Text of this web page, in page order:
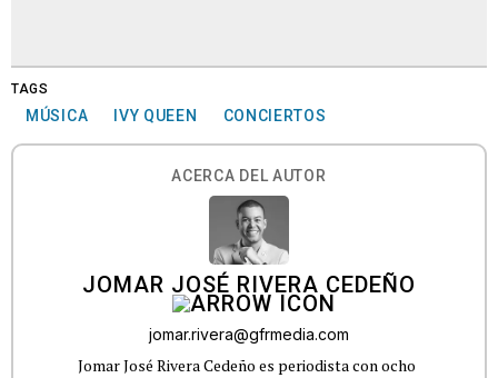
TAGS
MÚSICA IVY QUEEN CONCIERTOS
ACERCA DEL AUTOR
JOMAR JOSÉ RIVERA CEDEÑO
jomar.rivera@gfrmedia.com
Jomar José Rivera Cedeño es periodista con ocho